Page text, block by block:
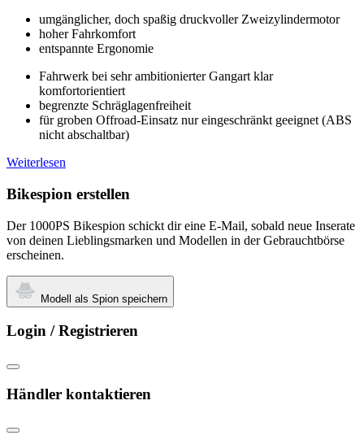
umgänglicher, doch spaßig druckvoller Zweizylindermotor
hoher Fahrkomfort
entspannte Ergonomie
Fahrwerk bei sehr ambitionierter Gangart klar
komfortorientiert
begrenzte Schräglagenfreiheit
für groben Offroad-Einsatz nur eingeschränkt geeignet (ABS
nicht abschaltbar)
Weiterlesen
Bikespion erstellen
Der 1000PS Bikespion schickt dir eine E-Mail, sobald neue Inserate
von deinen Lieblingsmarken und Modellen in der Gebrauchtbörse
erscheinen.
Modell als Spion speichern
Login / Registrieren
Händler kontaktieren